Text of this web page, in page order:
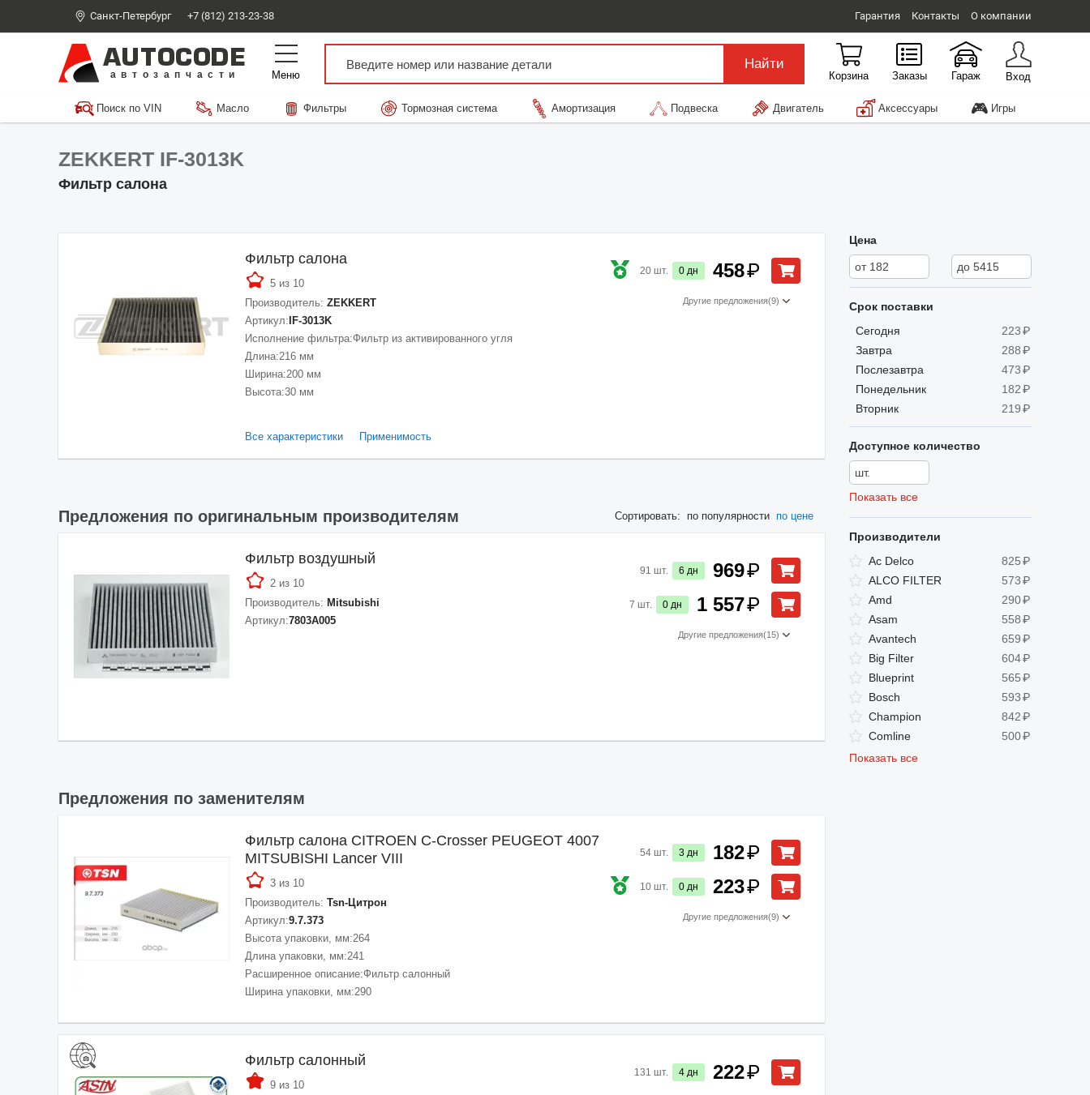
Санкт-Петербург +7 (812) 213-23-38 Гарантия Контакты О компании
AUTOCODE
автозапчасти Меню
Найти
Корзина Заказы Гараж Вход
Поиск по VIN Масло Фильтры Тормозная система Амортизация Подвеска Двигатель Аксессуары 🎮 Игры
ZEKKERT IF-3013K
Фильтр салона
Фильтр салона
5 из 10
Производитель: ZEKKERT
Артикул: IF-3013K
Исполнение фильтра:Фильтр из активированного угля
Длина:216 мм
Ширина:200 мм
Высота:30 мм
20 шт. 0 дн 458₽
Другие предложения(9)
Все характеристики Применимость
Предложения по оригинальным производителям Сортировать: по популярности по цене
Фильтр воздушный
2 из 10
Производитель: Mitsubishi
Артикул:7803A005
91 шт. 6 дн 969₽
7 шт. 0 дн 1 557₽
Другие предложения(15)
Предложения по заменителям
Фильтр салона CITROEN C-Crosser PEUGEOT 4007
MITSUBISHI Lancer VIII
3 из 10
Производитель: Tsn-Цитрон
Артикул:9.7.373
Высота упаковки, мм:264
Длина упаковки, мм:241
Расширенное описание:Фильтр салонный
Ширина упаковки, мм:290
54 шт. 3 дн 182₽
10 шт. 0 дн 223₽
Другие предложения(9)
Фильтр салонный
9 из 10
131 шт. 4 дн 222₽
Цена
Срок поставки
Сегодня
223₽
Завтра
288₽
Послезавтра
473₽
Понедельник
182₽
Вторник
219₽
Доступное количество
Показать все
Производители
Ac Delco
825₽
ALCO FILTER
573₽
Amd
290₽
Asam
558₽
Avantech
659₽
Big Filter
604₽
Blueprint
565₽
Bosch
593₽
Champion
842₽
Comline
500₽
Показать все